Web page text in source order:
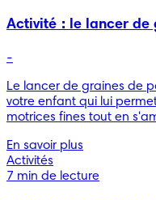
Activité : le lancer de
-
Le lancer de graines de
votre enfant qui lui
En savoir plus
Activités
7 min de lecture